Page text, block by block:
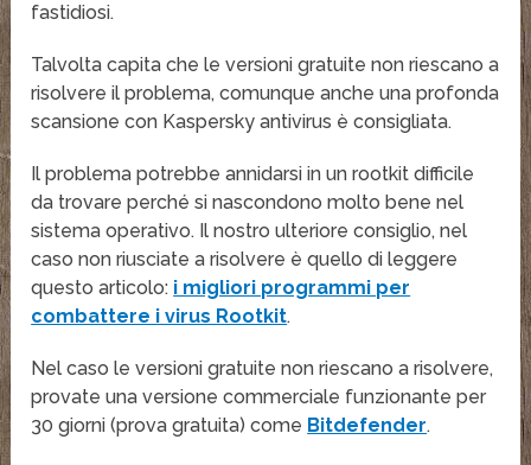
fastidiosi.
Talvolta capita che le versioni gratuite non riescano a
risolvere il problema, comunque anche una profonda
scansione con Kaspersky antivirus è consigliata.
Il problema potrebbe annidarsi in un rootkit difficile
da trovare perché si nascondono molto bene nel
sistema operativo. Il nostro ulteriore consiglio, nel
caso non riusciate a risolvere è quello di leggere
questo articolo: i migliori programmi per
combattere i virus Rootkit.
Nel caso le versioni gratuite non riescano a risolvere,
provate una versione commerciale funzionante per
30 giorni (prova gratuita) come Bitdefender.